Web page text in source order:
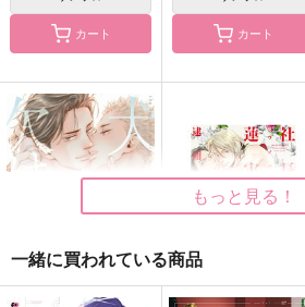
カート カート
もっと見る！
一緒に買われている商品